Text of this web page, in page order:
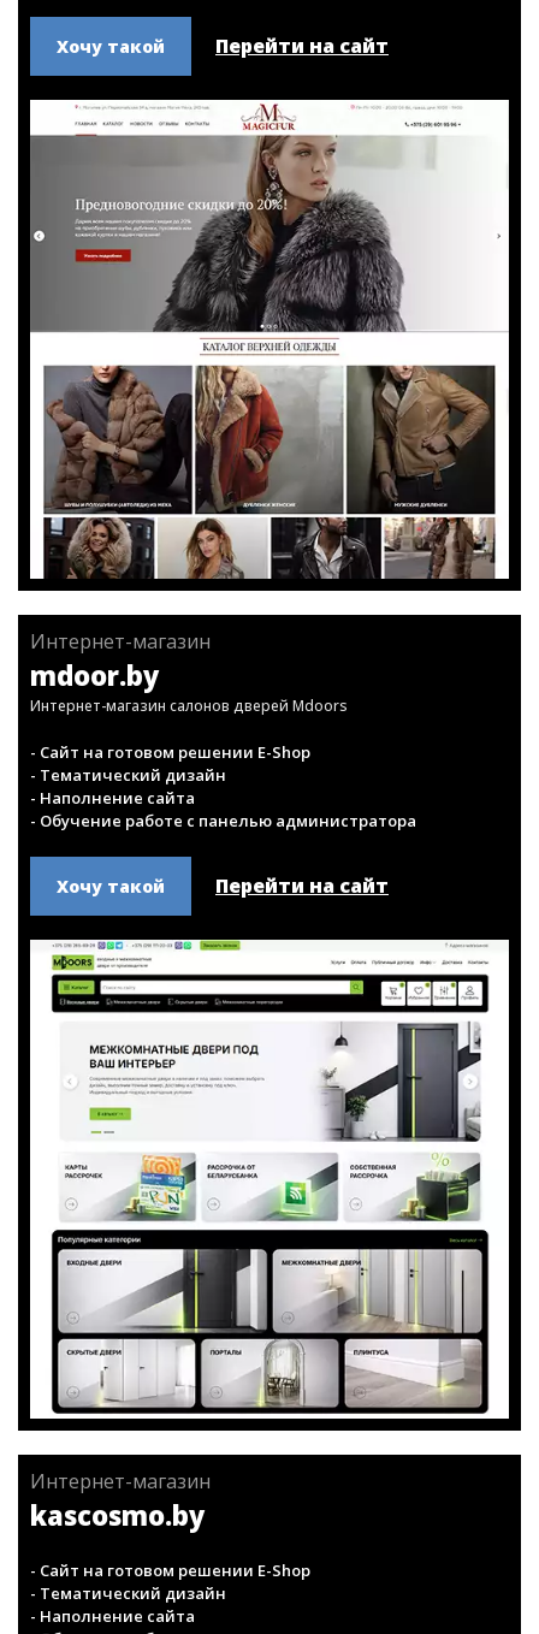
- Интернет-магазин на готовом решении E-Shop
- Тематический дизайн
- Наполнение сайта
- Обучение работе с панелью администратора
Перейти на сайт
Интернет-магазин
mdoor.by
Интернет-магазин салонов дверей Mdoors
- Сайт на готовом решении E-Shop
- Тематический дизайн
- Наполнение сайта
- Обучение работе с панелью администратора
Хочу такой Перейти на сайт
Интернет-магазин
kascosmo.by